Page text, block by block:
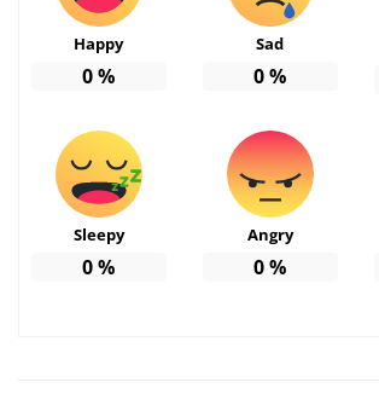
Happy
0%
Sad
0%
Sleepy
0%
Angry
0%